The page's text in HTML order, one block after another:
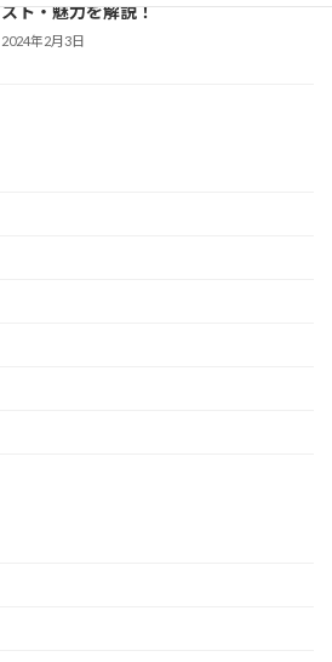
スト・魅力を解説！
2024年2月3日